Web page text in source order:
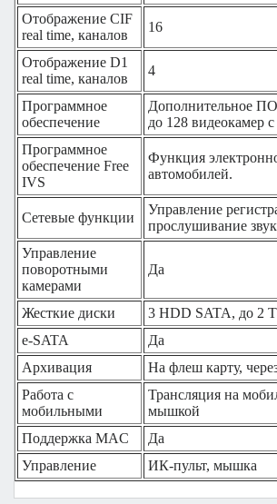
Отображение CIF
real time, каналов
16
Отображение D1
real time, каналов
4
Программное
обеспечение
Дополнительное ПО
до 128 видеокамер
Программное
обеспечение Free
IVS
Функция
автомобилей.
Сетевые функции
Управление
прослушивание
Управление
поворотными
камерами
Да
Жесткие диски
3 HDD SATA, до 2
e-SATA
Да
Архивация
На флеш карту,
Работа с
мобильными
Трансляция на
мышкой
Поддержка MAC
Да
Управление
ИК-пульт, мышка